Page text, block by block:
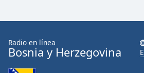
Radio en línea
Bosnia y Herzegovina